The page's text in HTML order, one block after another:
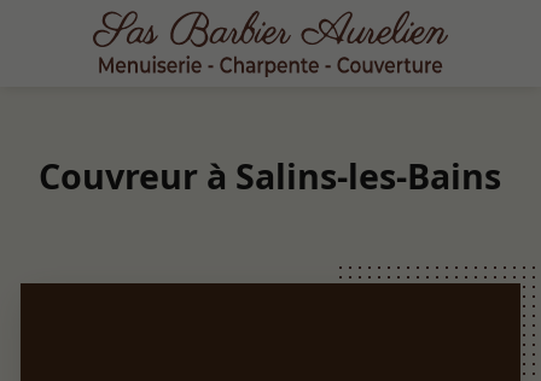
Couvreur à Salins-les-Bains